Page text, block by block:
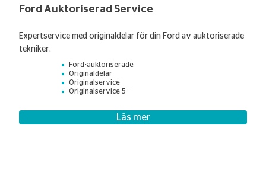
Ford Auktoriserad Service
Expertservice med originaldelar för din Ford av auktoriserade
tekniker.
Ford-auktoriserade
Originaldelar
Originalservice
Originalservice 5+
Läs mer